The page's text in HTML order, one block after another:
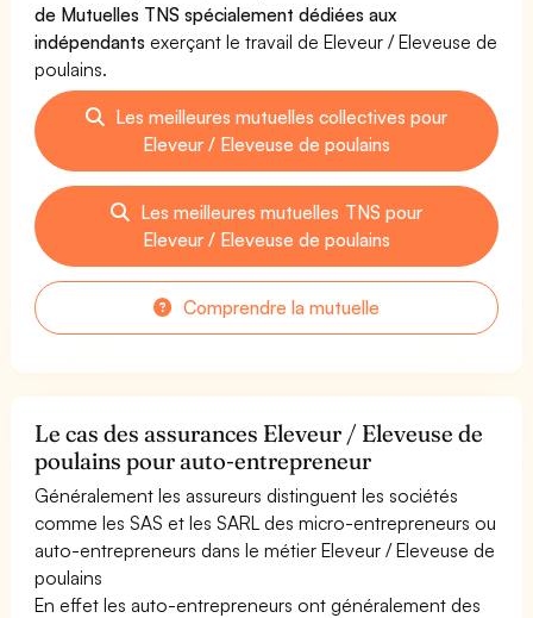
de Mutuelles TNS spécialement dédiées aux
indépendants exerçant le travail de Eleveur / Eleveuse de
poulains.
Les meilleures mutuelles collectives pour
Eleveur / Eleveuse de poulains
Les meilleures mutuelles TNS pour
Eleveur / Eleveuse de poulains
Comprendre la mutuelle
Le cas des assurances Eleveur / Eleveuse de
poulains pour auto-entrepreneur
Généralement les assureurs distinguent les sociétés
comme les SAS et les SARL des micro-entrepreneurs ou
auto-entrepreneurs dans le métier Eleveur / Eleveuse de
poulains
En effet les auto-entrepreneurs ont généralement des